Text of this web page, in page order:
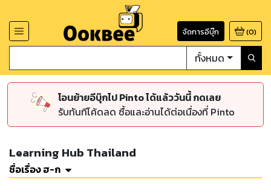
จัดการอีบุ๊ก (0)
ทั้งหมด
โอนย้ายอีบุ๊กไป Pinto ได้แล้ววันนี้ กดเลย
รับทันทีโค้ดลด ซื้อและอ่านได้ต่อเนื่องที่ Pinto
Learning Hub Thailand
ชื่อเรื่อง ฮ-ก